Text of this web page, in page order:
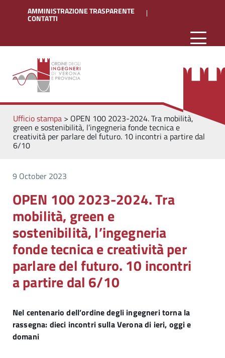
AMMINISTRAZIONE TRASPARENTE
CONTATTI
Ufficio stampa> OPEN 100 2023-2024. Tra mobilità,
green e sostenibilità, l’ingegneria fonde tecnica e
creatività per parlare del futuro. 10 incontri a partire dal
6/10
9 October 2023
OPEN 100 2023-2024. Tra
mobilità, green e
sostenibilità, l’ingegneria
fonde tecnica e creatività per
parlare del futuro. 10 incontri
a partire dal 6/10
Nel centenario dell’ordine degli ingegneri torna la
rassegna: dieci incontri sulla Verona di ieri, oggi e
domani